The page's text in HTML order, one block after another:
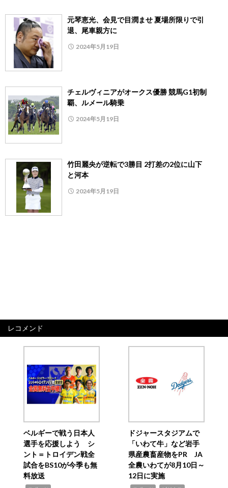
元琴恵光、会見で目潤ませ 夏場所限りで引
退、尾車親方に
2024年5月19日
チェルヴィニアがオークス優勝 競馬G1初制
覇、ルメール騎乗
2024年5月19日
竹田麗央が逆転で3勝目 2打差の2位に山下
と河本
2024年5月19日
レコメンド
ベルギーで戦う日本人
選手を応援しよう シ
ント＝トロイデン戦全
試合をBS10が今季も無
料放送
ドジャースタジアムで
「いわて牛」など岩手
県産農畜産物をPR JA
全農いわてが8月10日～
12日に実施